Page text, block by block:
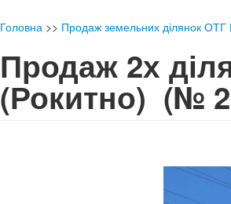
Головна >> Продаж земельних ділянок ОТГ
Продаж 2х
(Рокитно) (№